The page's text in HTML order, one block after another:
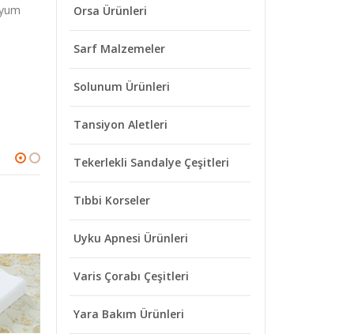
Orsa Ürünleri
Sarf Malzemeler
Solunum Ürünleri
Tansiyon Aletleri
Tekerlekli Sandalye Çeşitleri
Tıbbi Korseler
Uyku Apnesi Ürünleri
Varis Çorabı Çeşitleri
Yara Bakım Ürünleri